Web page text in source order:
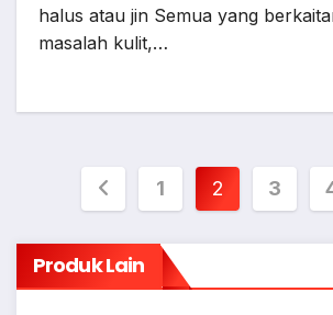
halus atau jin Semua yang
masalah kulit,…
Posts
pagination
1 2 3
Produk Lain